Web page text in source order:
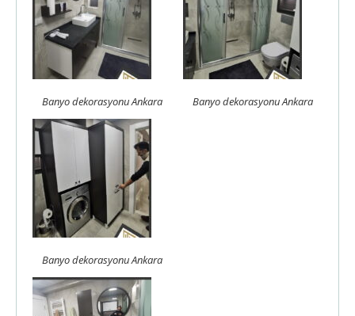
Banyo dekorasyonu Ankara Banyo dekorasyonu Ankara
Banyo dekorasyonu Ankara